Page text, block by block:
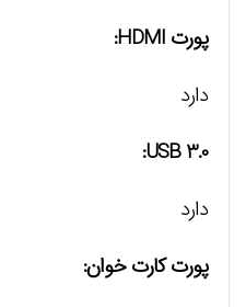
پورت HDMI:
دارد
USB 3.0:
دارد
پورت کارت خوان: